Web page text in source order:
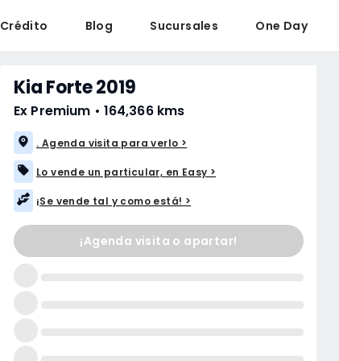
Crédito Blog Sucursales One Day
Kia Forte 2019
Ex Premium • 164,366 kms
. Agenda visita para verlo >
Lo vende un particular, en Easy >
¡Se vende tal y como está! >
¡Agenda visita o apartar!